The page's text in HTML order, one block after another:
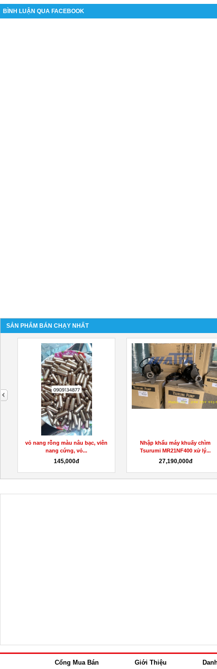
BÌNH LUẬN QUA FACEBOOK
SẢN PHẨM BÁN CHẠY NHẤT
vỏ nang rỗng màu nâu bạc, viên
nang cứng, vỏ...
145,000đ
Nhập khẩu máy khuấy chìm
Tsurumi MR21NF400 xử lý...
27,190,000đ
next
Cổng Mua Bán Giới Thiệu